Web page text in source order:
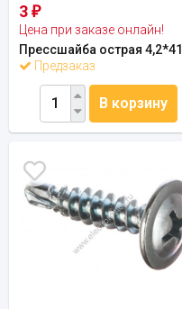
3 ₽
Цена при заказе онлайн!
Прессшайба острая 4,2*41
Предзаказ
В корзину